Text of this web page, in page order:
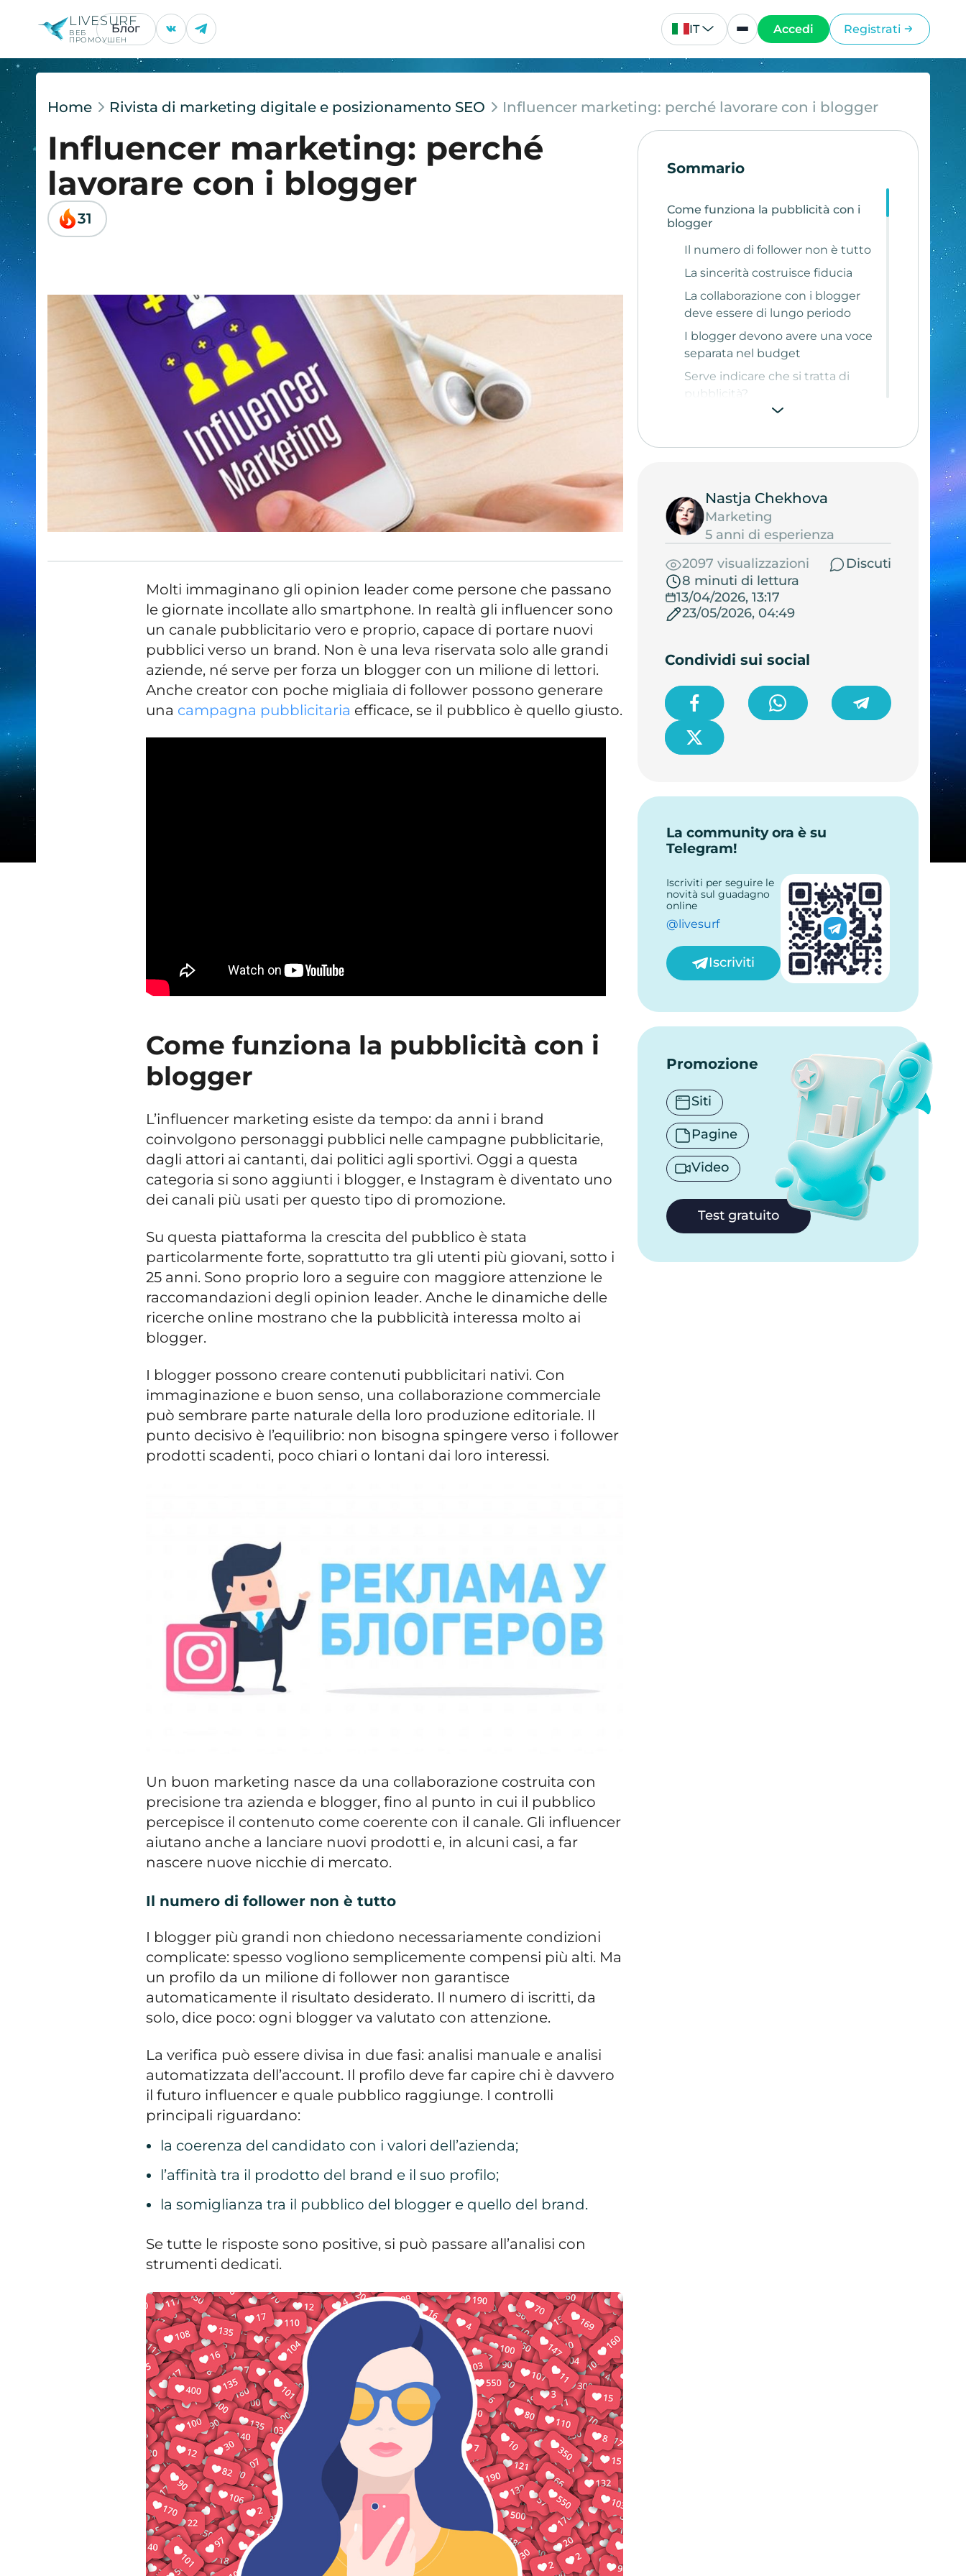
LIVESURF
ВЕБ
ПРОМОУШЕН
Блог IT Accedi Registrati
Home Rivista di marketing digitale e posizionamento SEO Influencer marketing: perché lavorare con i blogger
Influencer marketing: perché
lavorare con i blogger
31
Molti immaginano gli opinion leader come persone che passano
le giornate incollate allo smartphone. In realtà gli influencer sono
un canale pubblicitario vero e proprio, capace di portare nuovi
pubblici verso un brand. Non è una leva riservata solo alle grandi
aziende, né serve per forza un blogger con un milione di lettori.
Anche creator con poche migliaia di follower possono generare
una campagna pubblicitaria efficace, se il pubblico è quello giusto.
Come funziona la pubblicità con i
blogger
L’influencer marketing esiste da tempo: da anni i brand
coinvolgono personaggi pubblici nelle campagne pubblicitarie,
dagli attori ai cantanti, dai politici agli sportivi. Oggi a questa
categoria si sono aggiunti i blogger, e Instagram è diventato uno
dei canali più usati per questo tipo di promozione.
Su questa piattaforma la crescita del pubblico è stata
particolarmente forte, soprattutto tra gli utenti più giovani, sotto i
25 anni. Sono proprio loro a seguire con maggiore attenzione le
raccomandazioni degli opinion leader. Anche le dinamiche delle
ricerche online mostrano che la pubblicità interessa molto ai
blogger.
I blogger possono creare contenuti pubblicitari nativi. Con
immaginazione e buon senso, una collaborazione commerciale
può sembrare parte naturale della loro produzione editoriale. Il
punto decisivo è l’equilibrio: non bisogna spingere verso i follower
prodotti scadenti, poco chiari o lontani dai loro interessi.
Un buon marketing nasce da una collaborazione costruita con
precisione tra azienda e blogger, fino al punto in cui il pubblico
percepisce il contenuto come coerente con il canale. Gli influencer
aiutano anche a lanciare nuovi prodotti e, in alcuni casi, a far
nascere nuove nicchie di mercato.
Il numero di follower non è tutto
I blogger più grandi non chiedono necessariamente condizioni
complicate: spesso vogliono semplicemente compensi più alti. Ma
un profilo da un milione di follower non garantisce
automaticamente il risultato desiderato. Il numero di iscritti, da
solo, dice poco: ogni blogger va valutato con attenzione.
La verifica può essere divisa in due fasi: analisi manuale e analisi
automatizzata dell’account. Il profilo deve far capire chi è davvero
il futuro influencer e quale pubblico raggiunge. I controlli
principali riguardano:
la coerenza del candidato con i valori dell’azienda;
l’affinità tra il prodotto del brand e il suo profilo;
la somiglianza tra il pubblico del blogger e quello del brand.
Se tutte le risposte sono positive, si può passare all’analisi con
strumenti dedicati.
Sommario
Come funziona la pubblicità con i
blogger
Il numero di follower non è tutto
La sincerità costruisce fiducia
La collaborazione con i blogger
deve essere di lungo periodo
I blogger devono avere una voce
separata nel budget
Serve indicare che si tratta di
pubblicità?
Nastja Chekhova
Marketing
5 anni di esperienza
2097 visualizzazioni
Discuti
8 minuti di lettura
13/04/2026, 13:17
23/05/2026, 04:49
Condividi sui social
La community ora è su
Telegram!
Iscriviti per seguire le
novità sul guadagno
online
@livesurf
Iscriviti
Promozione
Siti
Pagine
Video
Test gratuito